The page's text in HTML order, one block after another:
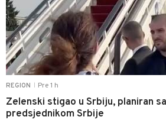
REGION Pre 1 h
Zelenski stigao u Srbiju, planiran
predsjednikom Srbije